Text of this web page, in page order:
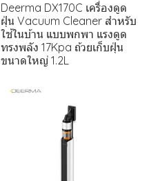
Deerma DX170C เครื่องดูด
ฝุ่น Vacuum Cleaner สำหรับ
ใช้ในบ้าน แบบพกพา แรงดูด
ทรงพลัง 17Kpa ถ้วยเก็บฝุ่น
ขนาดใหญ่ 1.2L